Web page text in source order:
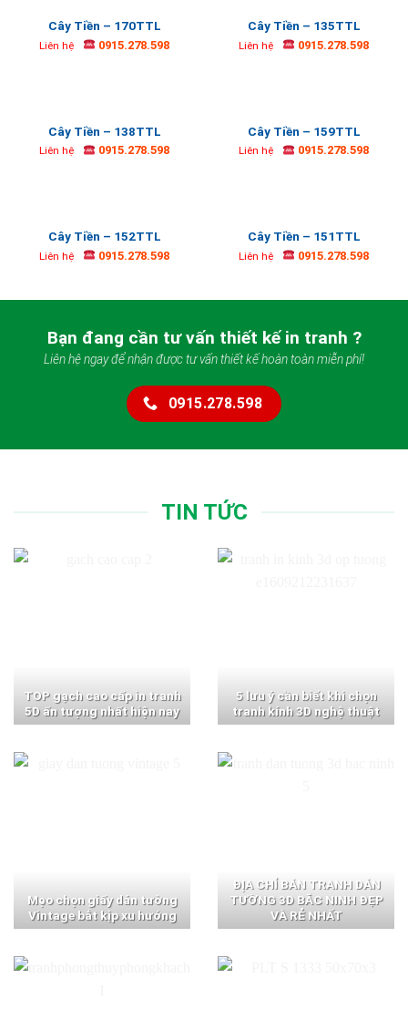
Cây Tiền – 170TTL
Liên hệ 0915.278.598
Cây Tiền – 135TTL
Liên hệ 0915.278.598
Cây Tiền – 138TTL
Liên hệ 0915.278.598
Cây Tiền – 159TTL
Liên hệ 0915.278.598
Cây Tiền – 152TTL
Liên hệ 0915.278.598
Cây Tiền – 151TTL
Liên hệ 0915.278.598
Bạn đang cần tư vấn thiết kế in tranh ?
Liên hệ ngay để nhận được tư vấn thiết kế hoàn toàn miễn phí!
0915.278.598
TIN TỨC
TOP gạch cao cấp in tranh
5D ấn tượng nhất hiện nay
5 lưu ý cần biết khi chọn
tranh kính 3D nghệ thuật
Mẹo chọn giấy dán tường
Vintage bắt kịp xu hướng
ĐỊA CHỈ BÁN TRANH DÁN
TƯỜNG 3D BẮC NINH ĐẸP
VÀ RẺ NHẤT